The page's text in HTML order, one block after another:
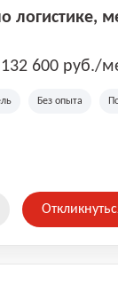
логистике,
600 руб./
Без опыта